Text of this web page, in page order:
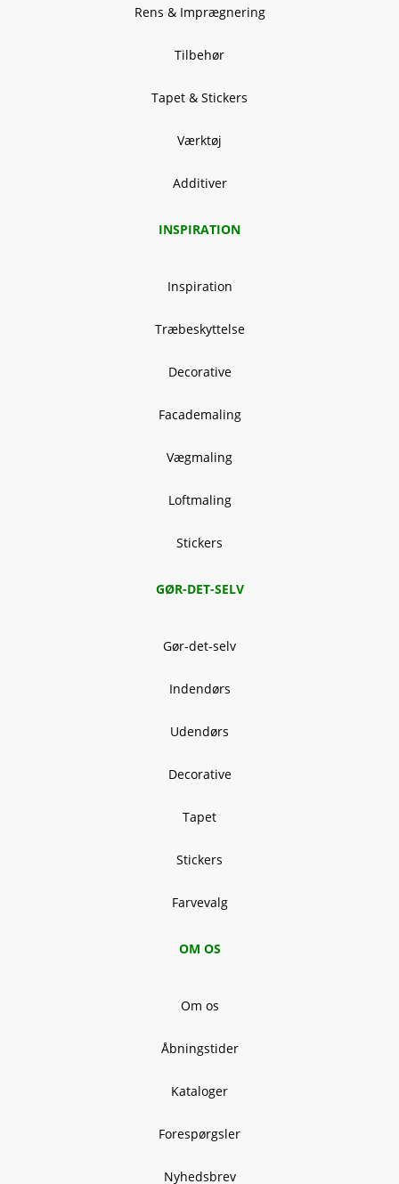
Rens & Imprægnering
Tilbehør
Tapet & Stickers
Værktøj
Additiver
INSPIRATION
Inspiration
Træbeskyttelse
Decorative
Facademaling
Vægmaling
Loftmaling
Stickers
GØR-DET-SELV
Gør-det-selv
Indendørs
Udendørs
Decorative
Tapet
Stickers
Farvevalg
OM OS
Om os
Åbningstider
Kataloger
Forespørgsler
Nyhedsbrev